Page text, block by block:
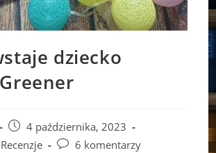
dziecko
Post
published:
4 października, 2023
Recenzje
Post6 komentarzy